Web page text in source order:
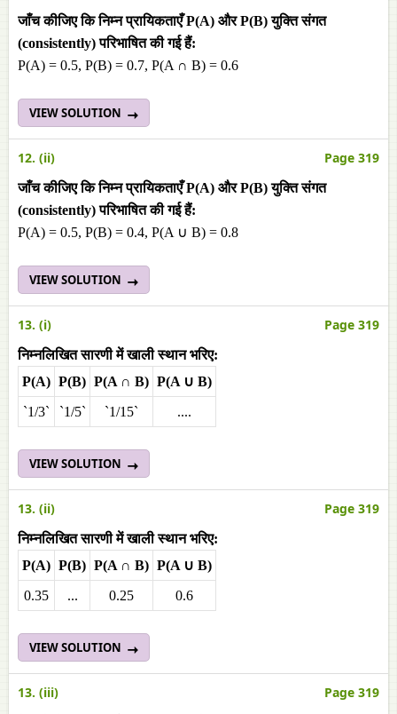
जाँच कीजिए कि निम्न प्रायिकताएँ P(A) और P(B) युक्ति संगत
(consistently) परिभाषित की गई हैं:
P(A) = 0.5, P(B) = 0.7, P(A ∩ B) = 0.6
VIEW SOLUTION
12. (ii) Page 319
जाँच कीजिए कि निम्न प्रायिकताएँ P(A) और P(B) युक्ति संगत
(consistently) परिभाषित की गई हैं:
P(A) = 0.5, P(B) = 0.4, P(A ∪ B) = 0.8
VIEW SOLUTION
13. (i) Page 319
निम्नलिखित सारणी में खाली स्थान भरिए:
P(A) P(B) P(A ∩ B) P(A ∪ B)
`1/3`
`1/5` `1/15` ....
VIEW SOLUTION
13. (ii) Page 319
निम्नलिखित सारणी में खाली स्थान भरिए:
P(A) P(B) P(A ∩ B) P(A ∪ B)
0.35
... 0.25 0.6
VIEW SOLUTION
13. (iii) Page 319